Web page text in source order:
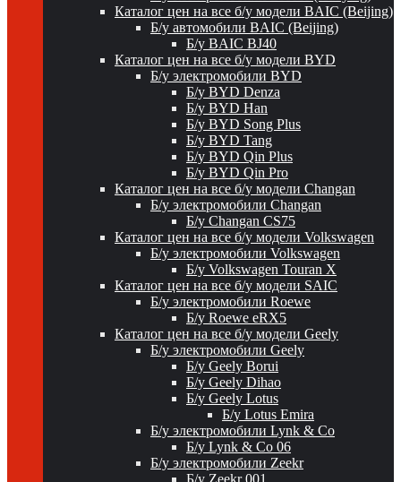
Каталог цен на все б/у модели BAIC (Beijing)
Б/у автомобили BAIC (Beijing)
Б/у BAIC BJ40
Каталог цен на все б/у модели BYD
Б/у электромобили BYD
Б/у BYD Denza
Б/у BYD Han
Б/у BYD Song Plus
Б/у BYD Tang
Б/у BYD Qin Plus
Б/у BYD Qin Pro
Каталог цен на все б/у модели Changan
Б/у электромобили Changan
Б/у Changan CS75
Каталог цен на все б/у модели Volkswagen
Б/у электромобили Volkswagen
Б/у Volkswagen Touran X
Каталог цен на все б/у модели SAIC
Б/у электромобили Roewe
Б/у Roewe eRX5
Каталог цен на все б/у модели Geely
Б/у электромобили Geely
Б/у Geely Borui
Б/у Geely Dihao
Б/у Geely Lotus
Б/у Lotus Emira
Б/у электромобили Lynk & Co
Б/у Lynk & Co 06
Б/у электромобили Zeekr
Б/у Zeekr 001